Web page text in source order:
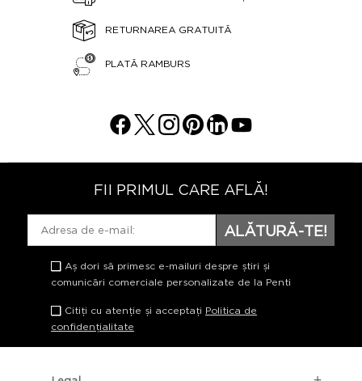
RETURNAREA GRATUITĂ
PLATĂ RAMBURS
FII PRIMUL CARE AFLĂ!
ALĂTURĂ-TE!
Aș dori să primesc e-mailuri despre știri și
comunicări comerciale personalizate de la Penti
Citiți cu atenție și acceptați Politica de
confidențialitate